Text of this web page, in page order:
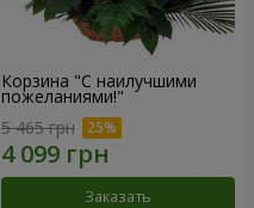
Корзина "С наилучшими
пожеланиями!"
5 465 грн
Заказать